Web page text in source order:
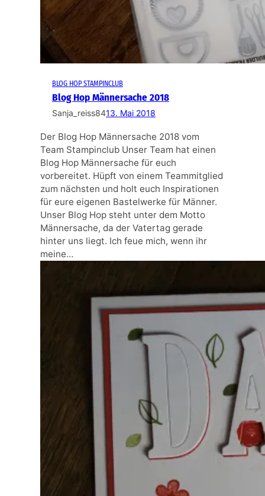
BLOG HOP STAMPINCLUB
Blog Hop Männersache 2018
Sanja_reiss8413. Mai 2018
Der Blog Hop Männersache 2018 vom
Team Stampinclub Unser Team hat einen
Blog Hop Männersache für euch
vorbereitet. Hüpft von einem Teammitglied
zum nächsten und holt euch Inspirationen
für eure eigenen Bastelwerke für Männer.
Unser Blog Hop steht unter dem Motto
Männersache, da der Vatertag gerade
hinter uns liegt. Ich feue mich, wenn ihr
meine…